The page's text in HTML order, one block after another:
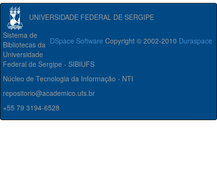
UNIVERSIDADE FEDERAL DE SERGIPE
DSpace Software Copyright © 2002-2010 Duraspace
Sistema de
Bibliotecas da
Universidade
Federal de Sergipe - SIBIUFS
Núcleo de Tecnologia da Informação - NTI
repositorio@academico.ufs.br
+55 79 3194-6528